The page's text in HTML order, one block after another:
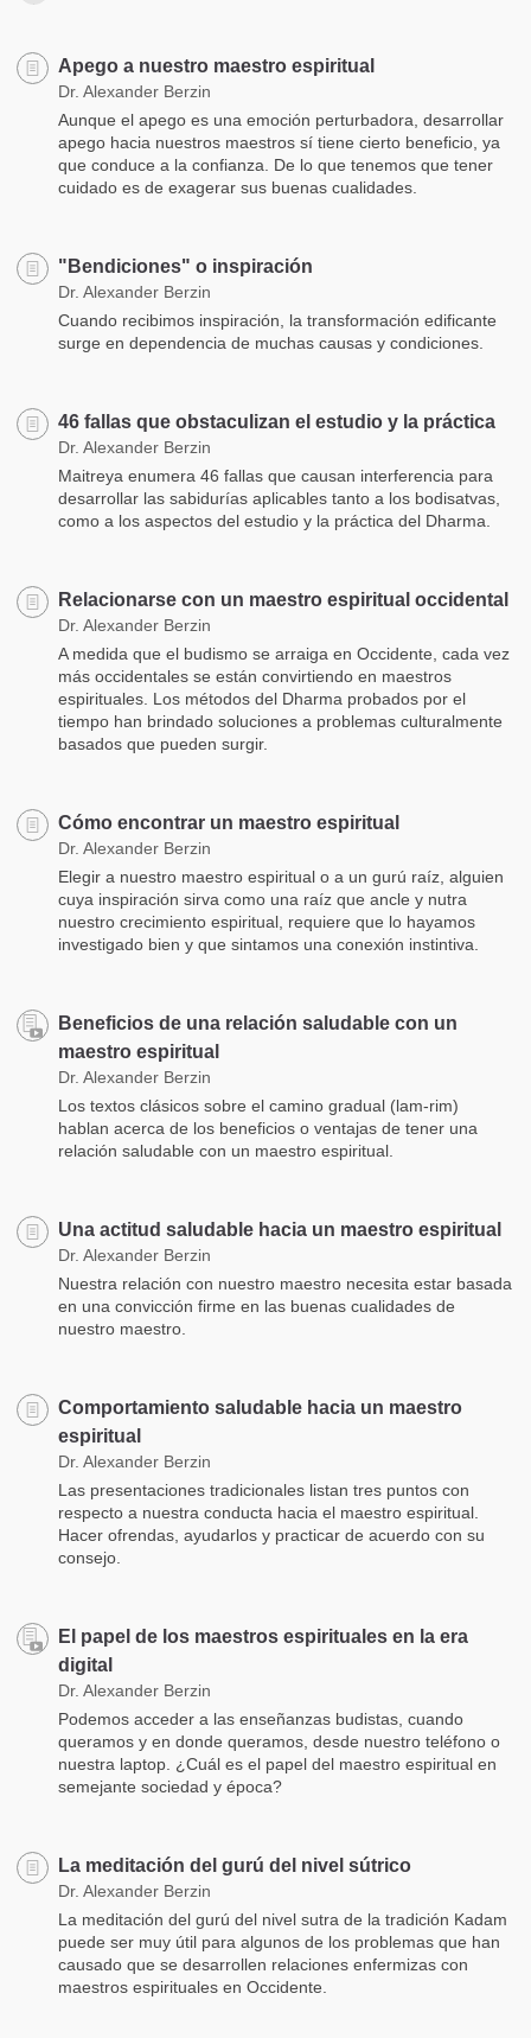
Apego a nuestro maestro espiritual
Dr. Alexander Berzin
Aunque el apego es una emoción perturbadora, desarrollar
apego hacia nuestros maestros sí tiene cierto beneficio, ya
que conduce a la confianza. De lo que tenemos que tener
cuidado es de exagerar sus buenas cualidades.
"Bendiciones" o inspiración
Dr. Alexander Berzin
Cuando recibimos inspiración, la transformación edificante
surge en dependencia de muchas causas y condiciones.
46 fallas que obstaculizan el estudio y la práctica
Dr. Alexander Berzin
Maitreya enumera 46 fallas que causan interferencia para
desarrollar las sabidurías aplicables tanto a los bodisatvas,
como a los aspectos del estudio y la práctica del Dharma.
Relacionarse con un maestro espiritual occidental
Dr. Alexander Berzin
A medida que el budismo se arraiga en Occidente, cada vez
más occidentales se están convirtiendo en maestros
espirituales. Los métodos del Dharma probados por el
tiempo han brindado soluciones a problemas culturalmente
basados que pueden surgir.
Cómo encontrar un maestro espiritual
Dr. Alexander Berzin
Elegir a nuestro maestro espiritual o a un gurú raíz, alguien
cuya inspiración sirva como una raíz que ancle y nutra
nuestro crecimiento espiritual, requiere que lo hayamos
investigado bien y que sintamos una conexión instintiva.
Beneficios de una relación saludable con un
maestro espiritual
Dr. Alexander Berzin
Los textos clásicos sobre el camino gradual (lam-rim)
hablan acerca de los beneficios o ventajas de tener una
relación saludable con un maestro espiritual.
Una actitud saludable hacia un maestro espiritual
Dr. Alexander Berzin
Nuestra relación con nuestro maestro necesita estar basada
en una convicción firme en las buenas cualidades de
nuestro maestro.
Comportamiento saludable hacia un maestro
espiritual
Dr. Alexander Berzin
Las presentaciones tradicionales listan tres puntos con
respecto a nuestra conducta hacia el maestro espiritual.
Hacer ofrendas, ayudarlos y practicar de acuerdo con su
consejo.
El papel de los maestros espirituales en la era
digital
Dr. Alexander Berzin
Podemos acceder a las enseñanzas budistas, cuando
queramos y en donde queramos, desde nuestro teléfono o
nuestra laptop. ¿Cuál es el papel del maestro espiritual en
semejante sociedad y época?
La meditación del gurú del nivel sútrico
Dr. Alexander Berzin
La meditación del gurú del nivel sutra de la tradición Kadam
puede ser muy útil para algunos de los problemas que han
causado que se desarrollen relaciones enfermizas con
maestros espirituales en Occidente.